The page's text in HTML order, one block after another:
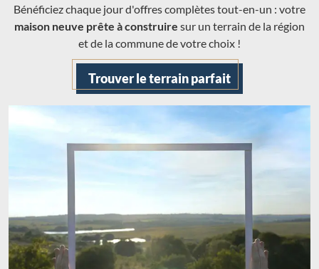
Bénéficiez chaque jour d'offres complètes tout-en-un : votre
maison neuve prête à construire sur un terrain de la région
et de la commune de votre choix !
Trouver le terrain parfait